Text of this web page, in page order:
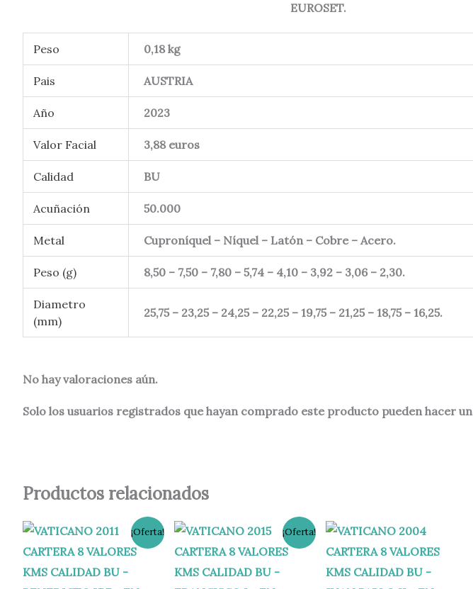
EUROSET.
Peso 0,18 kg
Pais AUSTRIA
Año 2023
Valor Facial 3,88 euros
Calidad BU
Acuñación 50.000
Metal Cuproníquel – Níquel – Latón – Cobre – Acero.
Peso (g) 8,50 – 7,50 – 7,80 – 5,74 – 4,10 – 3,92 – 3,06 – 2,30.
Diametro
(mm)
25,75 – 23,25 – 24,25 – 22,25 – 19,75 – 21,25 – 18,75 – 16,25.
No hay valoraciones aún.
Solo los usuarios registrados que hayan comprado este producto pueden hacer
Productos relacionados
¡Oferta!
El
original
era:
65,00 €.
El
precio
actual
es:
55,00 €.
¡Oferta!
El
original
era:
75,00 €.
El
actual
es:
68,00 €.